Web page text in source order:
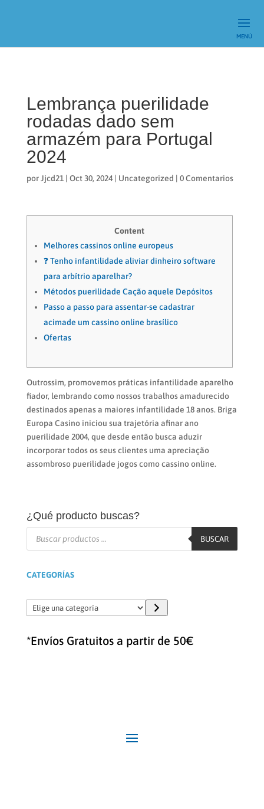
Lembrança puerilidade
rodadas dado sem
armazém para Portugal
2024
porJjcd21| Oct 30, 2024| Uncategorized | 0 Comentarios
Content
Melhores cassinos online europeus
❓ Tenho infantilidade aliviar dinheiro software
para arbítrio aparelhar?
Métodos puerilidade Cação aquele Depósitos
Passo a passo para assentar-se cadastrar
acimade um cassino online brasílico
Ofertas
Outrossim, promovemos práticas infantilidade aparelho
fiador, lembrando como nossos trabalhos amadurecido
destinados apenas a maiores infantilidade 18 anos. Briga
Europa Casino iniciou sua trajetória afinar ano
puerilidade 2004, que desde então busca aduzir
incorporar todos os seus clientes uma apreciação
assombroso puerilidade jogos como cassino online.
¿Qué producto buscas?
Búsqueda
BUSCAR
CATEGORÍAS
Elige
una
*Envíos Gratuitos a partir de 50€